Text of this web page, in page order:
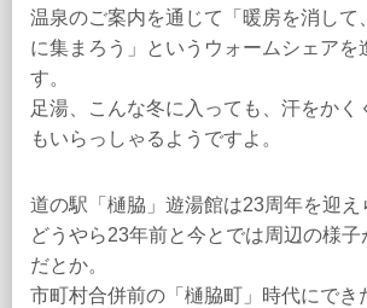
温泉のご案内を通じて「暖房を消して
に集まろう」というウォームシェアを
す。
足湯、こんな冬に入っても、汗をかく
もいらっしゃるようですよ。
道の駅「樋脇」遊湯館は23周年を迎え
どうやら23年前と今とでは周辺の様
だとか。
市町村合併前の「樋脇町」時代にでき